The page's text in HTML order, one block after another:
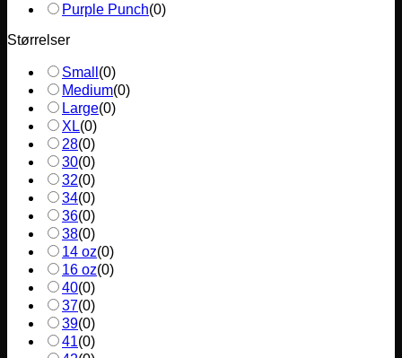
Purple Punch(0)
Størrelser
Small (0)
Medium(0)
Large(0)
XL(0)
28(0)
30(0)
32(0)
34(0)
36(0)
38(0)
14 oz(0)
16 oz(0)
40(0)
37(0)
39(0)
41(0)